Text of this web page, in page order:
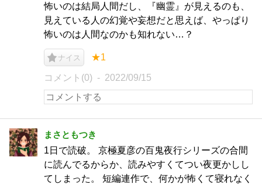
怖いのは結局人間だし、『幽霊』が見えるのも、
見えている人の幻覚や妄想だと思えば、やっぱり
怖いのは人間なのかも知れない…？
ナイス ★1
コメント(0) 2022/09/15
まさともつき
1日で読破。 京極夏彦の百鬼夜行シリーズの合間
に読んでるからか、読みやすくてつい夜更かしし
てしまった。 短編連作で、何かが怖くて寝れなく